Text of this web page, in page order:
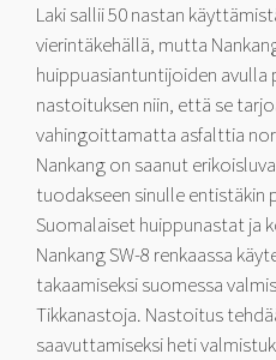
Laki sallii 50 nastan
vierintäkehällä, mutta
huippuasiantuntijoiden
nastoituksen niin, että se
vahingoittamatta asfalttia
Nankang on saanut
tuodakseen sinulle entistäkin
Suomalaiset huippunastat ja
Nankang SW-8 renkaassa
takaamiseksi suomessa
Tikkanastoja. Nastoitus
saavuttamiseksi heti